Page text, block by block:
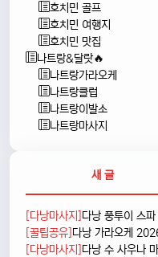
호치민 골프
호치민 여행지
호치민 맛집
나트랑&달랏🔥
나트랑가라오케
나트랑클럽
나트랑이발소
나트랑마사지
새 글
[다낭마사지]다낭 풍투이 스
[꿀팁공유]다낭 가라오케
[다낭마사지]다낭 수 사우나